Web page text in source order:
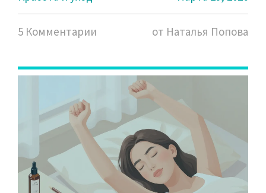
5 Комментарии от Наталья Попова